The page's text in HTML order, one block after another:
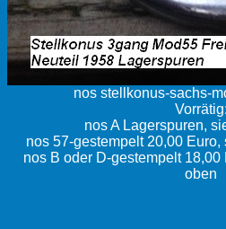
nos stellkonus-sachs-
Vorrätig:
nos A Lagerspuren,
nos 57-gestempelt 20,00
nos B oder D-gestempelt
oben